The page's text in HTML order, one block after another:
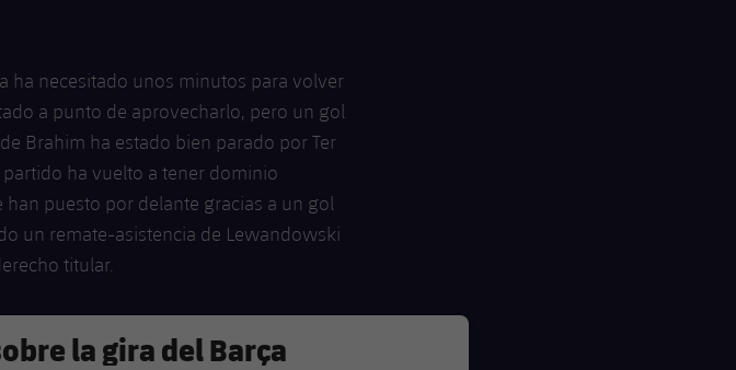
ha necesitado unos minutos para volver
a punto de aprovecharlo, pero un gol
Brahim ha estado bien parado por Ter
ha vuelto a tener dominio
han puesto por delante gracias a un gol
un remate-asistencia de Lewandowski
titular.
la gira del Barça